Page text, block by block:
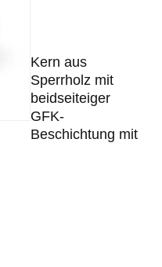
Kern aus
Sperrholz mit
beidseiteiger
GFK-
Beschichtung mit